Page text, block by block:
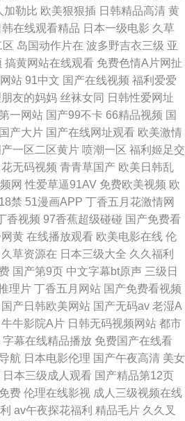
加勒比 欧美狠狠插 日韩精品高清 黄
韩在线观看精品 日本一级电影 久草
区 岛国动作片在 波多野吉衣三级 亚
搞黄网站在线观看 免费色情A片网扯
站 91中文 国产在线视频 福利爱爱
友的妈妈 丝袜女同 日韩性爱网址
一网站 国产99不卡 66精品视频 国
产大片 国产在线网址观看 欧美激情
产一区二区黄片 喷潮一区 福利姬足交
无码视频 青青草国产 欧美日韩乱
网 性爱草逼91AV 免费欧美视频 欧
禁 51漫画APP 丁香五月花激情网
香视频 97香蕉超级碰碰 国产免费看
黄 在线播放观看 欧美电影在线 伦
久草资源在 日本三级大全 久久福利
国产第9页 中文字幕bt原声 三级日
理片 丁香五月网站 国产免费看视频
国产日韩欧美网站 国产无码av 老湿A
牛牛影院A片 日韩无码视频网站 都市
字幕在线精品播放 免费国产在线看
航 日本电影伦理 国产午夜高清 美女
日本三级成人观看 国产精品第12页
费 伦理在线影视 成人三级视频在线
av午夜探花福利 精品毛片 久久叉